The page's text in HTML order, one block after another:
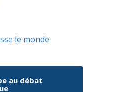
le monde
au débat